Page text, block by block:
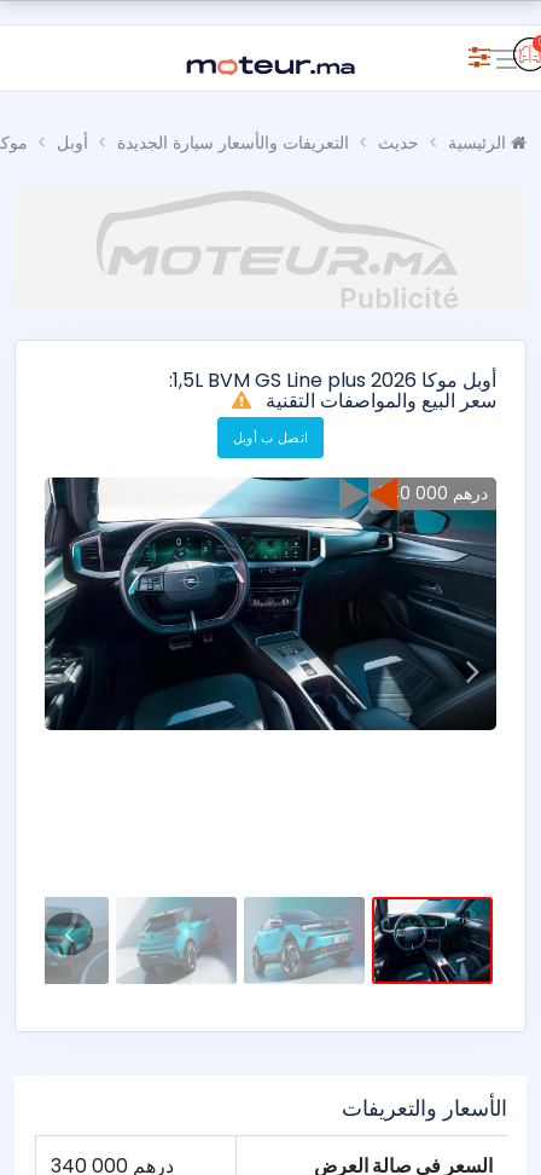
حديث التعريفات والأسعار سيارة الجديدة أوبل
أوبل موكا 1,5L BVM GS Line plus 2026:
سعر البيع والمواصفات التقنية
اتصل ب أوبل
340 000 درهم
الأسعار والتعريفات
السعر في صالة العرض 340 000 درهم